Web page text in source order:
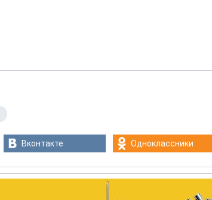
Вконтакте Одноклассники